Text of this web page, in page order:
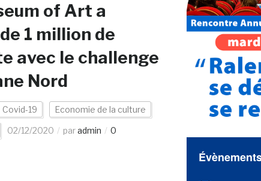
of Art a
1 million de
avec le challenge
Nord
Covid-19 Economie de la culture
02/12/2020 paradmin
0